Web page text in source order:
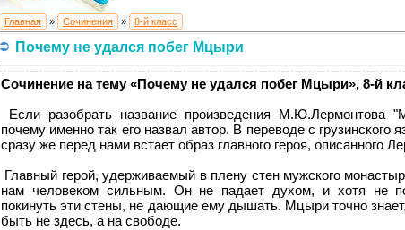
Главная » Сочинения » 8-й класс
Почему не удался побег Мцыри
Сочинение на тему «Почему не удался побег Мцыри», 8-й
Если разобрать название произведения М.Ю.Лермонтова
почему именно так его назвал автор. В переводе с
сразу же перед нами встает образ главного героя, описанного
Главный герой, удерживаемый в плену стен мужского
нам человеком сильным. Он не падает духом, и хотя не
покинуть эти стены, не дающие ему дышать. Мцыри точно
быть не здесь, а на свободе.